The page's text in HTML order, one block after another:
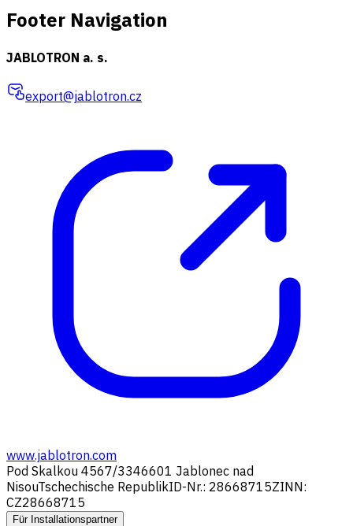
Footer Navigation
JABLOTRON a. s.
export@jablotron.cz
www.jablotron.com
Pod Skalkou 4567/3346601 Jablonec nad
NisouTschechische RepublikID-Nr.: 28668715ZINN:
CZ28668715
Für Installationspartner